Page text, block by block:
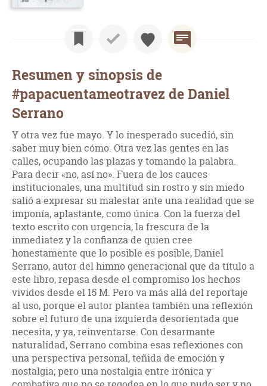
Resumen y sinopsis de
#papacuentameotravez de Daniel
Serrano
Y otra vez fue mayo. Y lo inesperado sucedió, sin
saber muy bien cómo. Otra vez las gentes en las
calles, ocupando las plazas y tomando la palabra.
Para decir «no, así no». Fuera de los cauces
institucionales, una multitud sin rostro y sin miedo
salió a expresar su malestar ante una realidad que se
imponía, aplastante, como única. Con la fuerza del
texto escrito con urgencia, la frescura de la
inmediatez y la confianza de quien cree
honestamente que lo posible es posible, Daniel
Serrano, autor del himno generacional que da título a
este libro, repasa desde el compromiso los hechos
vividos desde el 15 M. Pero va más allá del reportaje
al uso, porque el autor plantea también una reflexión
sobre el futuro de una izquierda desorientada que
necesita, y ya, reinventarse. Con desarmante
naturalidad, Serrano combina esas reflexiones con
una perspectiva personal, teñida de emoción y
nostalgia; pero una nostalgia entre irónica y